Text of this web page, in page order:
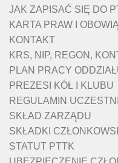
JAK ZAPISAĆ SIĘ DO
KARTA PRAW I
KONTAKT
KRS, NIP, REGON,
PLAN PRACY
PREZESI KÓŁ I KLUBU
REGULAMIN
SKŁAD ZARZĄDU
SKŁADKI
STATUT PTTK